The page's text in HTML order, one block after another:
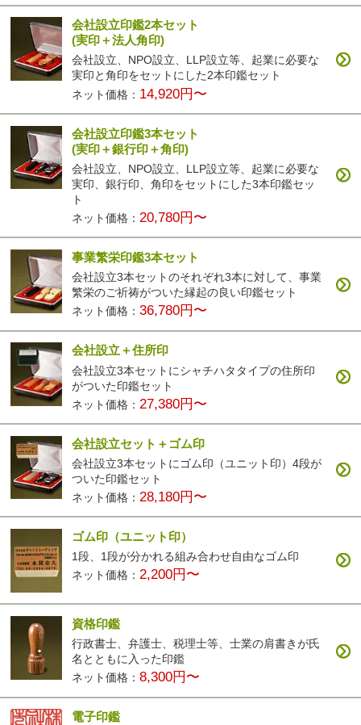
会社設立印鑑2本セット
(実印＋法人角印)
会社設立、NPO設立、LLP設立等、起業に必要な
実印と角印をセットにした2本印鑑セット
ネット価格： 14,920円〜
会社設立印鑑3本セット
(実印＋銀行印＋角印)
会社設立、NPO設立、LLP設立等、起業に必要な
実印、銀行印、角印をセットにした3本印鑑セッ
ト
ネット価格： 20,780円〜
事業繁栄印鑑3本セット
会社設立3本セットのそれぞれ3本に対して、事業
繁栄のご祈祷がついた縁起の良い印鑑セット
ネット価格：36,780円〜
会社設立＋住所印
会社設立3本セットにシャチハタタイプの住所印
がついた印鑑セット
ネット価格： 27,380円〜
会社設立セット＋ゴム印
会社設立3本セットにゴム印（ユニット印）4段が
ついた印鑑セット
ネット価格： 28,180円〜
ゴム印（ユニット印）
1段、1段が分かれる組み合わせ自由なゴム印
ネット価格：2,200円〜
資格印鑑
行政書士、弁護士、税理士等、士業の肩書きが氏
名とともに入った印鑑
ネット価格：8,300円〜
電子印鑑